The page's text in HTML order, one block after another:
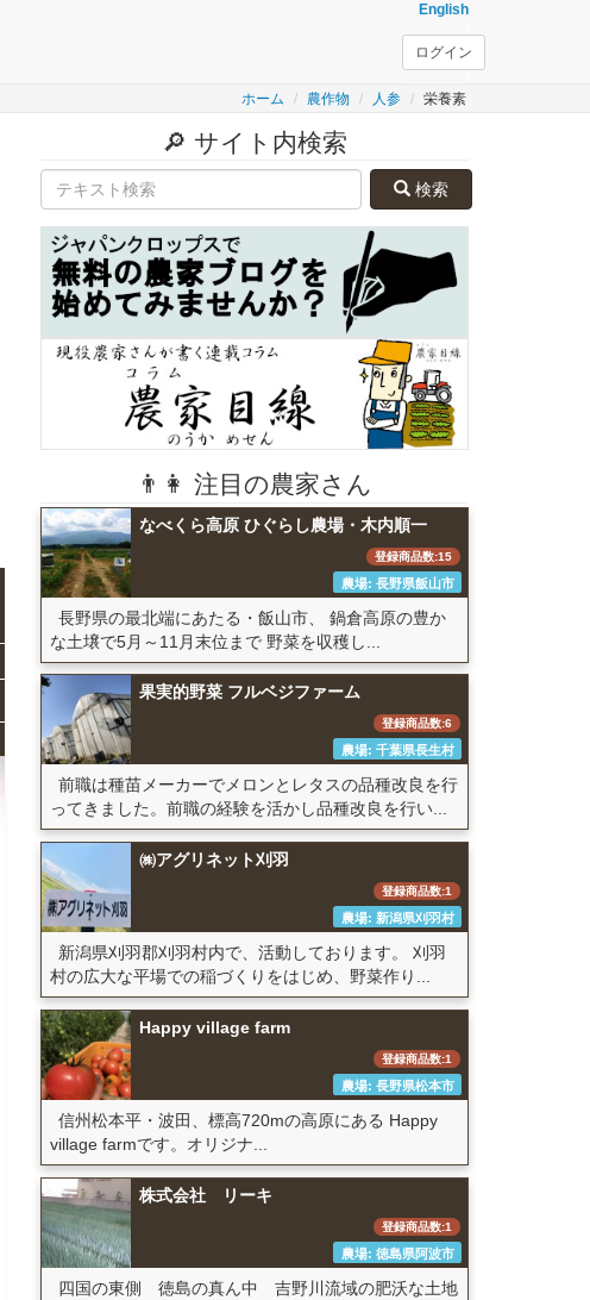
English
ログイン
ホーム 農作物 人参 栄養素
🔎 サイト内検索
検索
👨👩 注目の農家さん
なべくら高原 ひぐらし農場・木内順一
登録商品数:15
農場: 長野県飯山市
長野県の最北端にあたる・飯山市、 鍋倉高原の豊か
な土壌で5月～11月末位まで 野菜を収穫し...
果実的野菜 フルベジファーム
登録商品数:6
農場: 千葉県長生村
前職は種苗メーカーでメロンとレタスの品種改良を行
ってきました。前職の経験を活かし品種改良を行い...
㈱アグリネット刈羽
登録商品数:1
農場: 新潟県刈羽村
新潟県刈羽郡刈羽村内で、活動しております。 刈羽
村の広大な平場での稲づくりをはじめ、野菜作り...
Happy village farm
登録商品数:1
農場: 長野県松本市
信州松本平・波田、標高720mの高原にある Happy
village farmです。オリジナ...
株式会社 リーキ
登録商品数:1
農場: 徳島県阿波市
四国の東側 徳島の真ん中 吉野川流域の肥沃な土地